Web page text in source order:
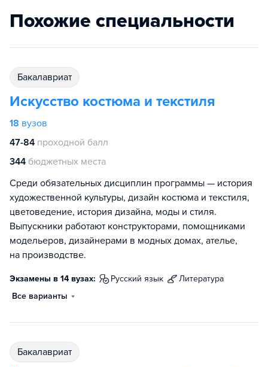
Похожие специальности
бакалавриат
Искусство костюма и текстиля
18 вузов
47-84 проходной балл
344 бюджетных места
Среди обязательных дисциплин программы — история
художественной культуры, дизайн костюма и текстиля,
цветоведение, история дизайна, моды и стиля.
Выпускники работают конструкторами, помощниками
модельеров, дизайнерами в модных домах, ателье,
на производстве.
Экзамены в 14 вузах: русский язык
литература
Все варианты
бакалавриат